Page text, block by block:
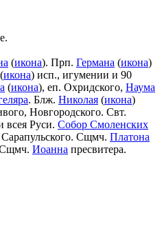
(икона). Прп. Германа (икона)
(икона) исп., игумении и 90
(икона), еп. Охридского, Наума
. Блж. Николая (икона)
Новгородского. Свт.
всея Руси. Собор Смоленских
Сарапульского. Сщмч. Платона
Сщмч. Иоанна пресвитера.